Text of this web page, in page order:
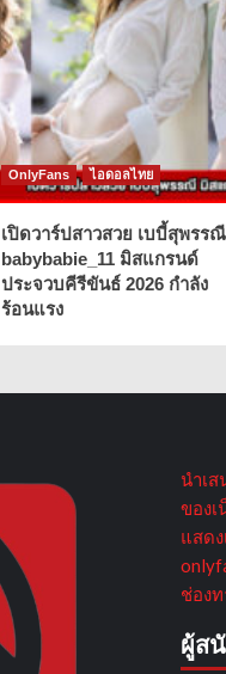
OnlyFans ไอดอลไทย
เปิดวาร์ปสาวสวย เบบี้สุพรรณี
babybabie_11 มิสแกรนด์
ประจวบคีรีขันธ์ 2026 กำลัง
ร้อนแรง
นำเ
ของเ
แสด
ช่อง
ผู้ส